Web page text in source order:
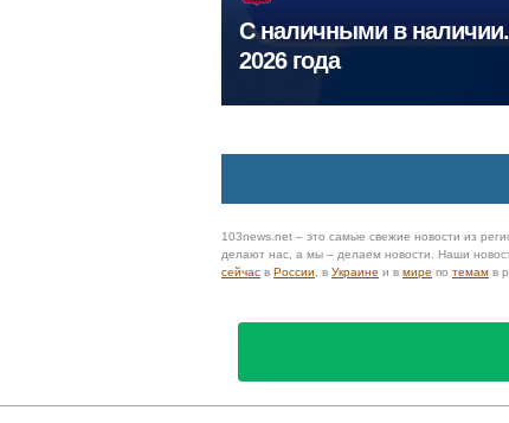
С наличными в наличии.
2026 года
103news.net – это самые свежие новости из
делают нас, а мы – делаем новости. Наши
сейчас в России , в Украине и в мире по темам в